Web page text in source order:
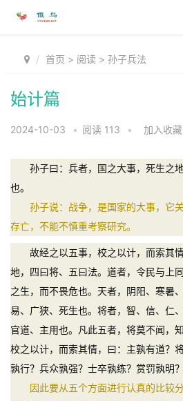
首页 > 阅读 > 孙子兵法
始计篇
2024-10-03 • 阅读 113 • 加入收藏
孙子曰：兵者，国之大事，死生之
也。
孙子说：战争，是国家的大事，它关
存亡，不能不慎重考察研究。
故经之以五事，校之以计，而索其情
地，四曰将、五曰法。道者，令民与上
之生，而不畏危也。天者，阴阳、寒暑
易、广狭、死生也。将者，智、信、仁
官道、主用也。凡此五者，将莫不闻，
校之以计，而索其情，曰：主孰有道？
孰行？兵众孰强？士卒孰练？赏罚孰明
因此要从五个方面进行认真的比较分